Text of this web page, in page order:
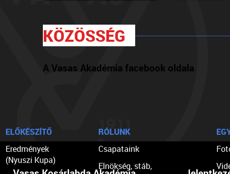
KÖZÖSSÉG
A Vasas Akadémia facebook oldala
ELŐKÉSZÍTŐ
Eredmények
(Nyuszi Kupa)
RÓLUNK
Csapataink
Elnökség, stáb,